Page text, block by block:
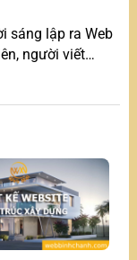
sáng lập ra Web
người viết
vấn đề về